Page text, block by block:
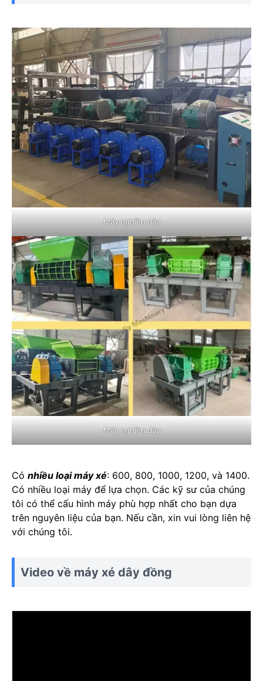
Máy nghiền dây
Máy nghiền dây
Có nhiều loại máy xé: 600, 800, 1000, 1200, và 1400.
Có nhiều loại máy để lựa chọn. Các kỹ sư của chúng
tôi có thể cấu hình máy phù hợp nhất cho bạn dựa
trên nguyên liệu của bạn. Nếu cần, xin vui lòng liên hệ
với chúng tôi.
Video về máy xé dây đồng